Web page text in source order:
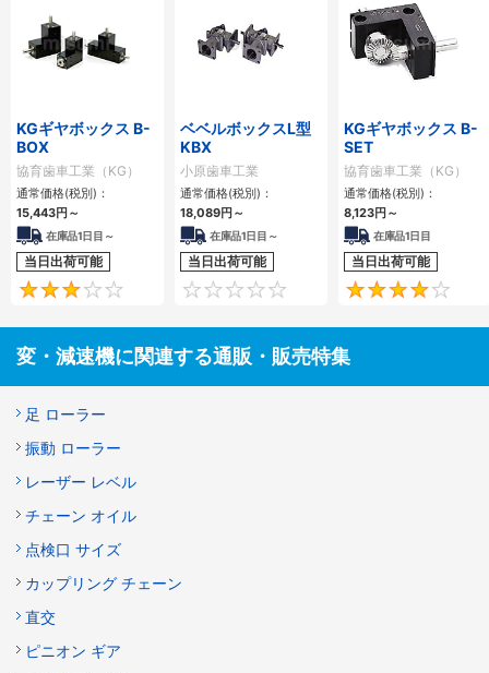
KGギヤボックス B-
BOX
協育歯車工業（KG）
通常価格(税別)：
15,443円～
在庫品1日目～
当日出荷可能
3
ベベルボックスL型
KBX
小原歯車工業
通常価格(税別)：
18,089円～
在庫品1日目～
当日出荷可能
0
KGギヤボックス B-
SET
協育歯車工業（KG）
通常価格(税別)：
8,123円～
在庫品1日目
当日出荷可能
変・減速機に関連する通販・販売特集
足 ローラー
振動 ローラー
レーザー レベル
チェーン オイル
点検口 サイズ
カップリング チェーン
直交
ピニオン ギア